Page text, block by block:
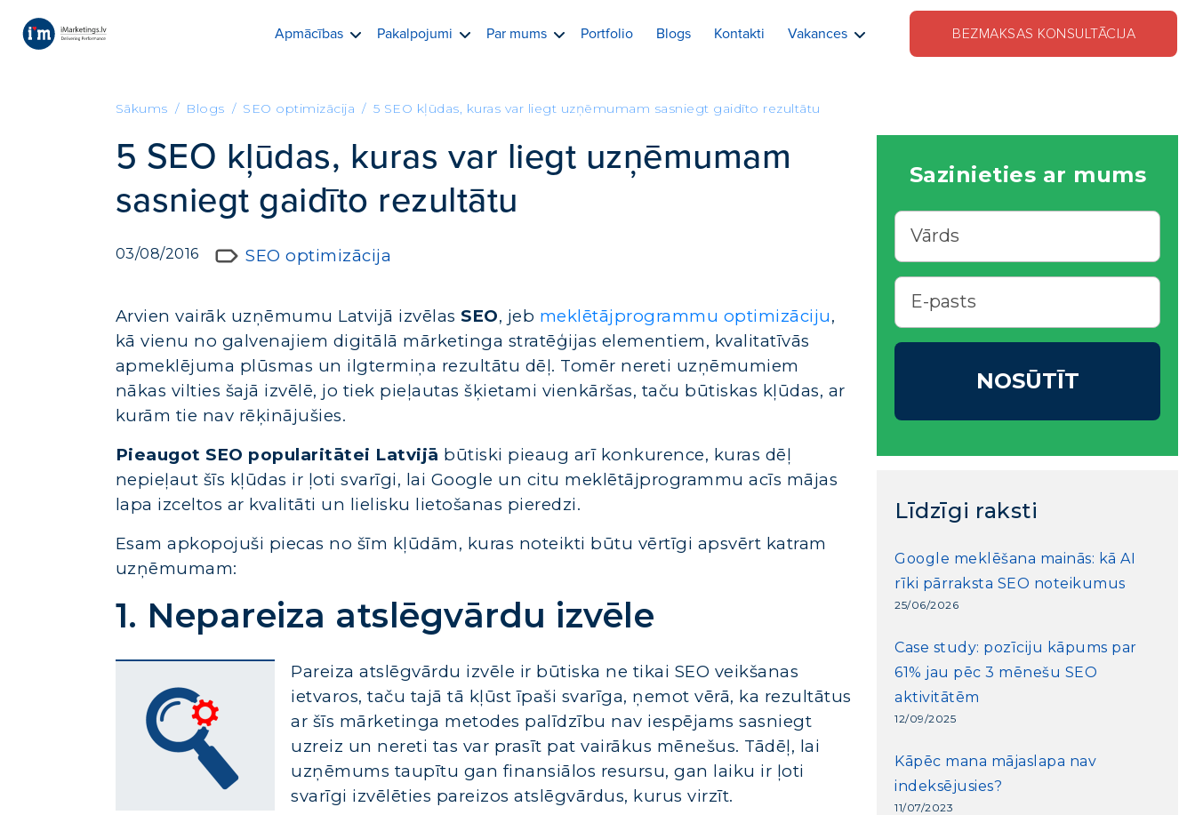
Apmācības Pakalpojumi Par mums Portfolio Blogs Kontakti Vakances BEZMAKSAS KONSULTĀCIJA
Sākums Blogs SEO optimizācija 5 SEO kļūdas, kuras var liegt uzņēmumam sasniegt gaidīto rezultātu
5 SEO kļūdas, kuras var liegt uzņēmumam
sasniegt gaidīto rezultātu
03/08/2016 SEO optimizācija
Arvien vairāk uzņēmumu Latvijā izvēlasSEO, jeb meklētājprogrammu optimizāciju,
kā vienu no galvenajiem digitālā mārketinga stratēģijas elementiem, kvalitatīvās
apmeklējuma plūsmas un ilgtermiņa rezultātu dēļ. Tomēr nereti uzņēmumiem
nākas vilties šajā izvēlē, jo tiek pieļautas šķietami vienkāršas, taču būtiskas kļūdas, ar
kurām tie nav rēķinājušies.
Pieaugot SEO popularitātei Latvijā būtiski pieaug arī konkurence, kuras dēļ
nepieļaut šīs kļūdas ir ļoti svarīgi, lai Google un citu meklētājprogrammu acīs mājas
lapa izceltos ar kvalitāti un lielisku lietošanas pieredzi.
Esam apkopojuši piecas no šīm kļūdām, kuras noteikti būtu vērtīgi apsvērt katram
uzņēmumam:
1. Nepareiza atslēgvārdu izvēle
Pareiza atslēgvārdu izvēle ir būtiska ne tikai SEO veikšanas
ietvaros, taču tajā tā kļūst īpaši svarīga, ņemot vērā, ka rezultātus
ar šīs mārketinga metodes palīdzību nav iespējams sasniegt
uzreiz un nereti tas var prasīt pat vairākus mēnešus. Tādēļ, lai
uzņēmums taupītu gan finansiālos resursu, gan laiku ir ļoti
svarīgi izvēlēties pareizos atslēgvārdus, kurus virzīt.
Sazinieties ar mums
NOSŪTĪT
Līdzīgi raksti
Google meklēšana mainās: kā AI
rīki pārraksta SEO noteikumus
25/06/2026
Case study: pozīciju kāpums par
61% jau pēc 3 mēnešu SEO
aktivitātēm
12/09/2025
Kāpēc mana mājaslapa nav
indeksējusies?
11/07/2023